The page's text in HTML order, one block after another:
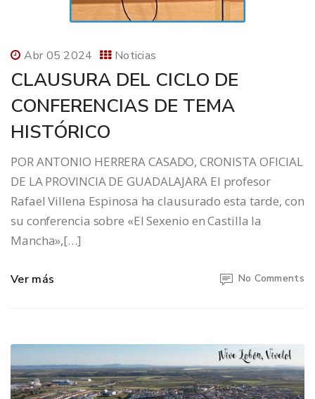
Abr 05 2024 Noticias
CLAUSURA DEL CICLO DE
CONFERENCIAS DE TEMA
HISTÓRICO
POR ANTONIO HERRERA CASADO, CRONISTA OFICIAL
DE LA PROVINCIA DE GUADALAJARA El profesor
Rafael Villena Espinosa ha clausurado esta tarde, con
su conferencia sobre «El Sexenio en Castilla la
Mancha»,[…]
Ver más No Comments